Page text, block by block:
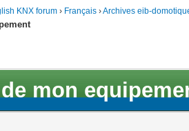
KNX forum › Français ›Archives eib-
mon